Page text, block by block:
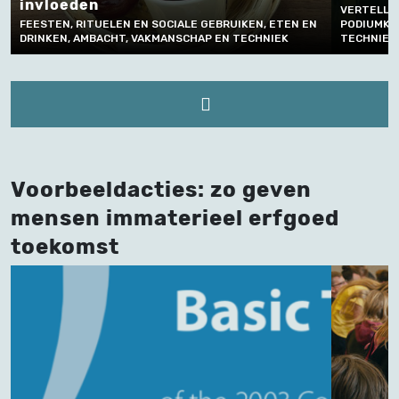
EN SOCIALE GEBRUIKEN, ETEN EN
VAKMANSCHAP EN TECHNIEK
VERTELLEN EN
PODIUMKUNSTEN,
TECHNIEK
Voorbeeldacties: zo geven
mensen immaterieel erfgoed
toekomst